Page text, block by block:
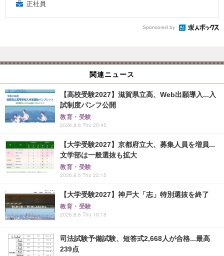
正社員
Sponsored by
関連ニュース
【高校受験2027】滋賀県立高、Web出願導入...入
試制度パンフ公開
教育・受験
2026.8.6 Thu 20:45
【大学受験2027】京都府立大、募集人員を増員...
文学部は一般選抜も拡大
教育・受験
2026.8.6 Thu 22:15
【大学受験2027】神戸大「志」特別選抜を終了
教育・受験
2026.8.6 Thu 19:15
司法試験予備試験、短答式2,668人が合格...最高
239点